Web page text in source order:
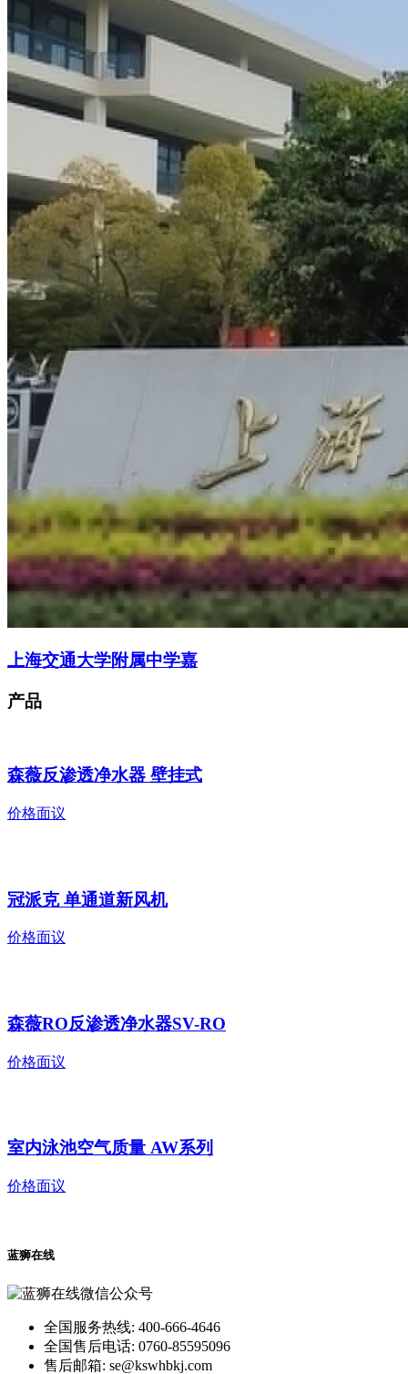
上海交通大学附属中学嘉
产品
森薇反渗透净水器 壁挂式
价格面议
冠派克 单通道新风机
价格面议
森薇RO反渗透净水器SV-RO
价格面议
室内泳池空气质量 AW系列
价格面议
蓝狮在线
全国服务热线: 400-666-4646
全国售后电话: 0760-85595096
售后邮箱: se@kswhbkj.com